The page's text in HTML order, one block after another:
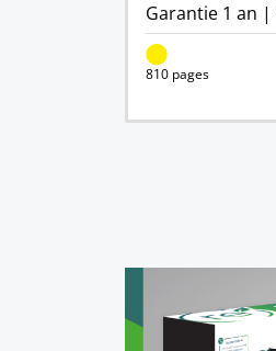
Garantie 1 an |
810 pages